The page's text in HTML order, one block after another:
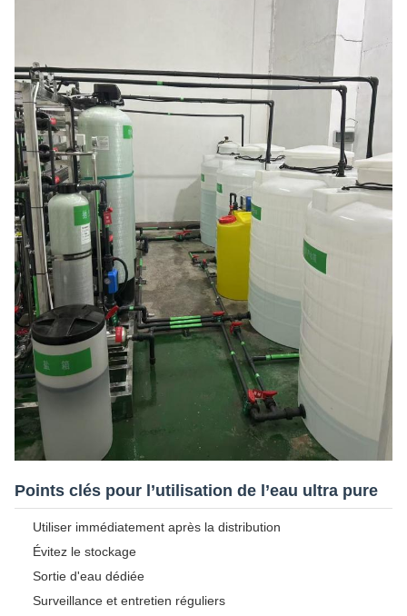
Points clés pour l’utilisation de l’eau ultra pure
Utiliser immédiatement après la distribution
Évitez le stockage
Sortie d'eau dédiée
Surveillance et entretien réguliers